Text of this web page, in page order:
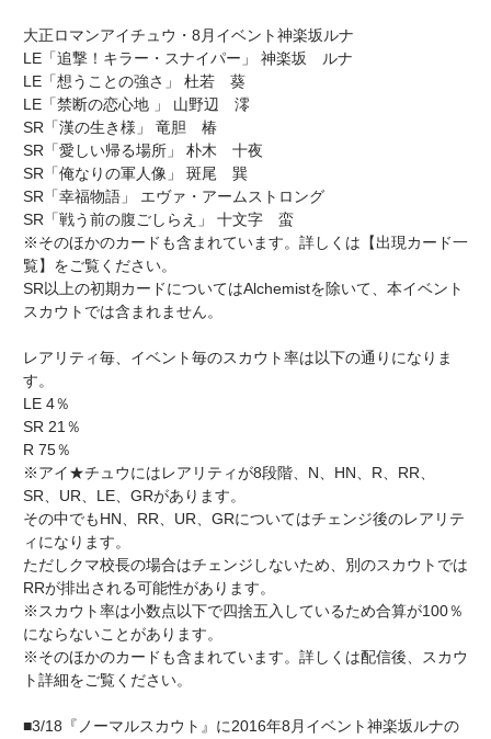
大正ロマンアイチュウ・8月イベント神楽坂ルナ
LE「追撃！キラー・スナイパー」 神楽坂 ルナ
LE「想うことの強さ」 杜若 葵
LE「禁断の恋心地 」 山野辺 澪
SR「漢の生き様」 竜胆 椿
SR「愛しい帰る場所」 朴木 十夜
SR「俺なりの軍人像」 斑尾 巽
SR「幸福物語」 エヴァ・アームストロング
SR「戦う前の腹ごしらえ」 十文字 蛮
※そのほかのカードも含まれています。詳しくは【出現カード一
覧】をご覧ください。
SR以上の初期カードについてはAlchemistを除いて、本イベント
スカウトでは含まれません。
レアリティ毎、イベント毎のスカウト率は以下の通りになりま
す。
LE 4％
SR 21％
R 75％
※アイ★チュウにはレアリティが8段階、N、HN、R、RR、
SR、UR、LE、GRがあります。
その中でもHN、RR、UR、GRについてはチェンジ後のレアリテ
ィになります。
ただしクマ校長の場合はチェンジしないため、別のスカウトでは
RRが排出される可能性があります。
※スカウト率は小数点以下で四捨五入しているため合算が100％
にならないことがあります。
※そのほかのカードも含まれています。詳しくは配信後、スカウ
ト詳細をご覧ください。
■3/18『ノーマルスカウト』に2016年8月イベント神楽坂ルナの